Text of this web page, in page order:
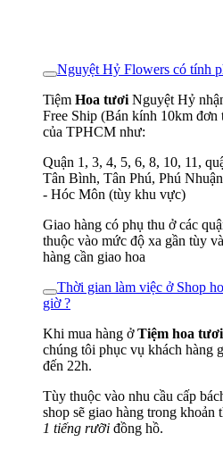
Nguyệt Hỷ Flowers có tính
Tiệm Hoa tươi Nguyệt Hỷ
Free Ship (Bán kính 10km đơn
của TPHCM như:
Quận 1, 3, 4, 5, 6, 8, 10, 11,
Tân Bình, Tân Phú, Phú
- Hóc Môn (tùy khu vực)
Giao hàng có phụ thu ở các
thuộc vào mức độ xa gần tùy
hàng cần giao hoa
Thời gian làm việc ở Shop
giờ ?
Khi mua hàng ởTiệm hoa tươi
chúng tôi phục vụ khách hàng
đến 22h.
Tùy thuộc vào nhu cầu cấp
shop sẽ giao hàng trong khoản
1 tiếng rưỡi đồng hồ.